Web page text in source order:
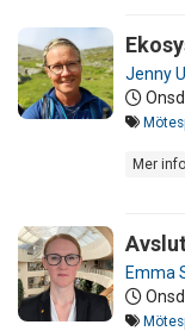
Jenny
Mer
Emma